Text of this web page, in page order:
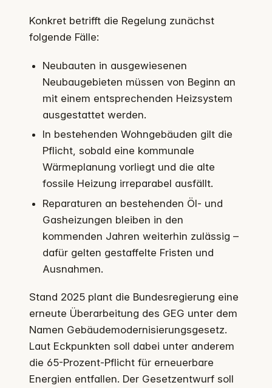
Konkret betrifft die Regelung zunächst
folgende Fälle:
Neubauten in ausgewiesenen
Neubaugebieten müssen von Beginn an
mit einem entsprechenden Heizsystem
ausgestattet werden.
In bestehenden Wohngebäuden gilt die
Pflicht, sobald eine kommunale
Wärmeplanung vorliegt und die alte
fossile Heizung irreparabel ausfällt.
Reparaturen an bestehenden Öl- und
Gasheizungen bleiben in den
kommenden Jahren weiterhin zulässig –
dafür gelten gestaffelte Fristen und
Ausnahmen.
Stand 2025 plant die Bundesregierung eine
erneute Überarbeitung des GEG unter dem
Namen Gebäudemodernisierungsgesetz.
Laut Eckpunkten soll dabei unter anderem
die 65-Prozent-Pflicht für erneuerbare
Energien entfallen. Der Gesetzentwurf soll